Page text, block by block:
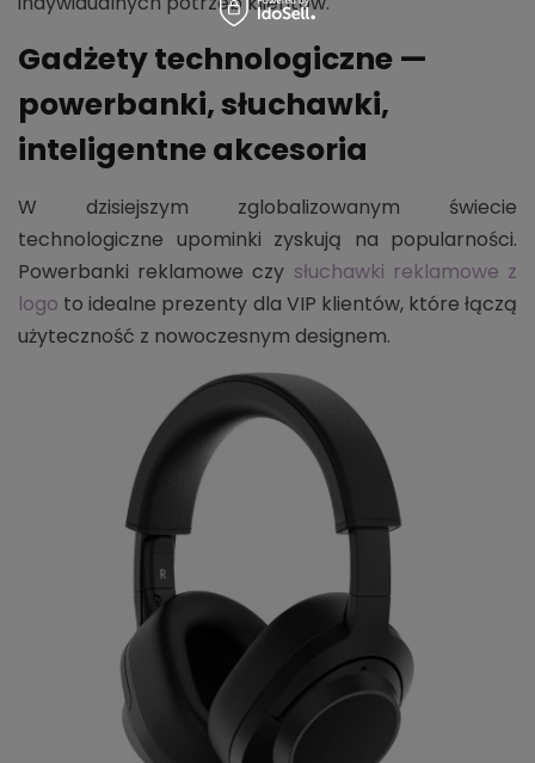
Gadżety technologiczne —
powerbanki, słuchawki,
inteligentne akcesoria
W dzisiejszym zglobalizowanym świecie
technologiczne upominki zyskują na popularności.
Powerbanki reklamowe czy słuchawki reklamowe z
logo to idealne prezenty dla VIP klientów, które łączą
użyteczność z nowoczesnym designem.